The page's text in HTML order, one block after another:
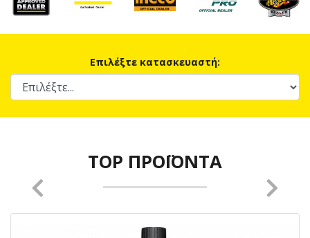
Επιλέξτε κατασκευαστή:
TOP ΠΡΟΪΌΝΤΑ